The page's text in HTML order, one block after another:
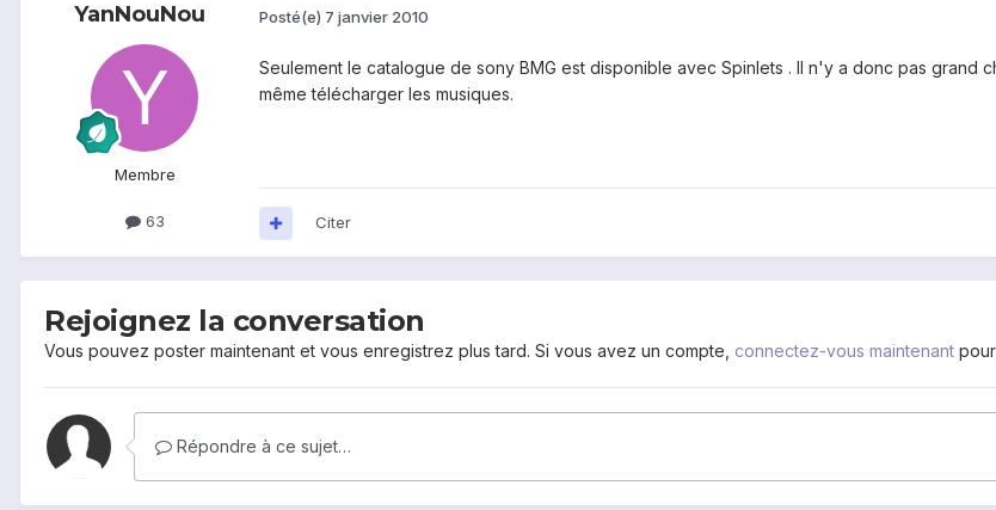
YanNouNou
Membre
63
Posté(e) 7 janvier 2010
Seulement le catalogue de sony BMG est disponible avec Spinlets . Il n'y a donc pas grand
même télécharger les musiques.
Citer
Rejoignez la conversation
Vous pouvez poster maintenant et vous enregistrez plus tard. Si vous avez un compte, connectez-vous maintenant
Répondre à ce sujet…